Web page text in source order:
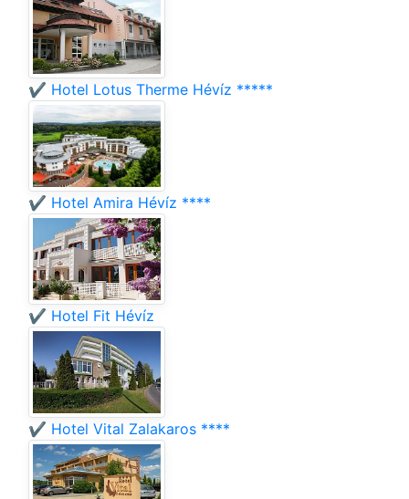
✔️ Hotel Lotus Therme Hévíz *****
✔️ Hotel Amira Hévíz ****
✔️ Hotel Fit Hévíz
✔️ Hotel Vital Zalakaros ****